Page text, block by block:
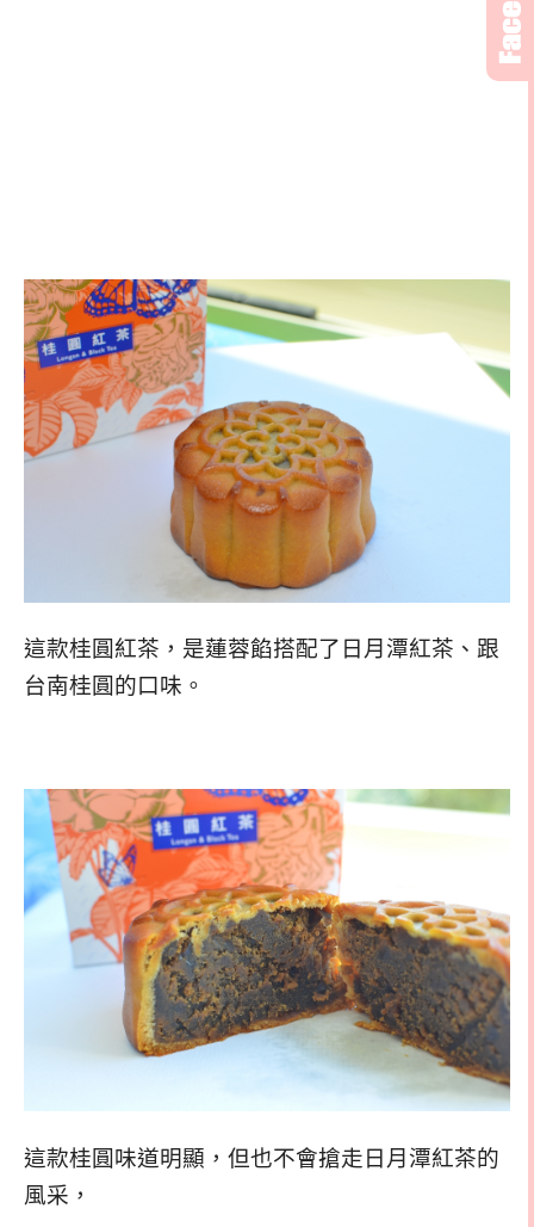
這款桂圓紅茶，是蓮蓉餡搭配了日月潭紅茶、跟
台南桂圓的口味。
這款桂圓味道明顯，但也不會搶走日月潭紅茶的
風采，